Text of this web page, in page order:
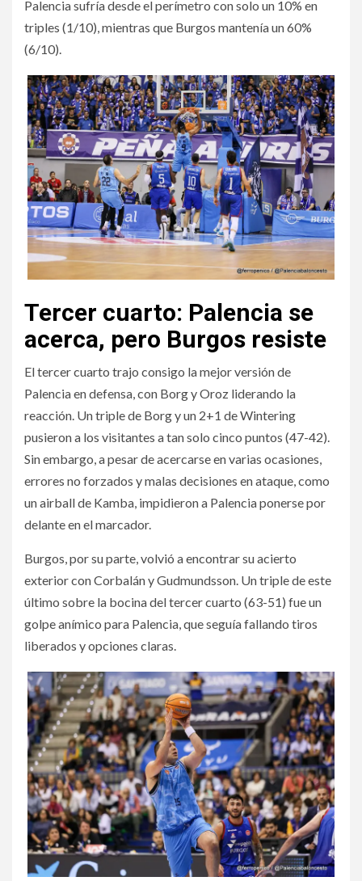
Palencia sufría desde el perímetro con solo un 10% en
triples (1/10), mientras que Burgos mantenía un 60%
(6/10).
Tercer cuarto: Palencia se
acerca, pero Burgos resiste
El tercer cuarto trajo consigo la mejor versión de
Palencia en defensa, con Borg y Oroz liderando la
reacción. Un triple de Borg y un 2+1 de Wintering
pusieron a los visitantes a tan solo cinco puntos (47-42).
Sin embargo, a pesar de acercarse en varias ocasiones,
errores no forzados y malas decisiones en ataque, como
un airball de Kamba, impidieron a Palencia ponerse por
delante en el marcador.
Burgos, por su parte, volvió a encontrar su acierto
exterior con Corbalán y Gudmundsson. Un triple de este
último sobre la bocina del tercer cuarto (63-51) fue un
golpe anímico para Palencia, que seguía fallando tiros
liberados y opciones claras.